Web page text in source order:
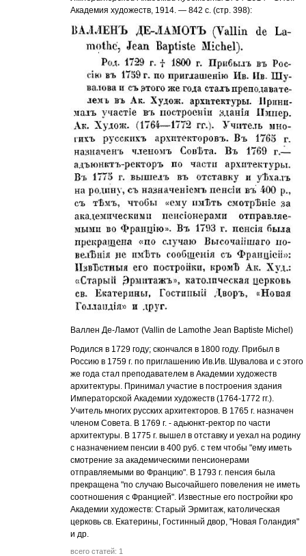
Академия художеств, 1914. — 842 с. (стр. 398):
Валлен Де-Ламот (Vallin de Lamothe Jean Baptiste Michel)
Родился в 1729 году; скончался в 1800 году. Прибыл в
Россию в 1759 г. по приглашению Ив.Ив. Шувалова и с этого
же года стал преподавателем в Академии художеств
архитектуры. Принимал участие в построения здания
Императорской Академии художеств (1764-1772 гг.).
Учитель многих русских архитекторов. В 1765 г. назначен
членом Совета. В 1769 г. - адьюнкт-ректор по части
архитектуры. В 1775 г. вышел в отставку и уехал на родину
с назначением пенсии в 400 руб. с тем чтобы "ему иметь
смотрение за академическими пенсионерами
отправляемыми во Францию". В 1793 г. пенсия была
прекращена "по случаю Высочайшего повеления не иметь
соотношения с Францией". Известные его постройки кро
Академии художеств: Старый Эрмитаж, католическая
церковь св. Екатерины, Гостинный двор, "Новая Голандия"
и др.
всего статей: 1